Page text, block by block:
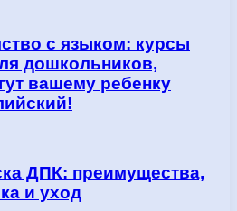
с языком: курсы
дошкольников,
вашему ребенку
ДПК: преимущества,
и уход